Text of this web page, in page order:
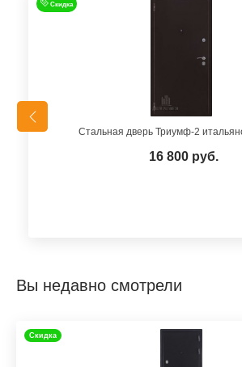
Скидка
Стальная дверь Триумф-2
16 800 руб.
Вы недавно смотрели
Скидка